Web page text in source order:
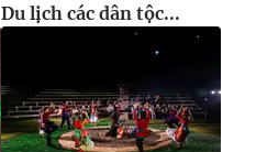
Du lịch các dân tộc...